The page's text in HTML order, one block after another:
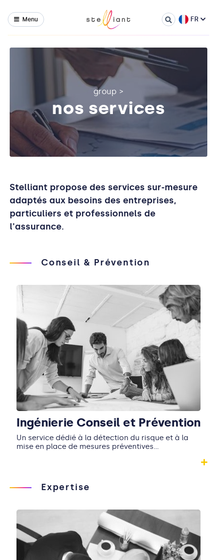
Menu FR
group >
nos services
Stelliant propose des services sur-mesure
adaptés aux besoins des entreprises,
particuliers et professionnels de
l'assurance.
Conseil & Prévention
Ingénierie Conseil et Prévention
Un service dédié à la détection du risque et à la
mise en place de mesures préventives…
Expertise